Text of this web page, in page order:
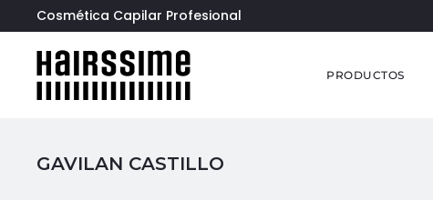
Cosmética Capilar Profesional
PRODUCTOS
GAVILAN CASTILLO